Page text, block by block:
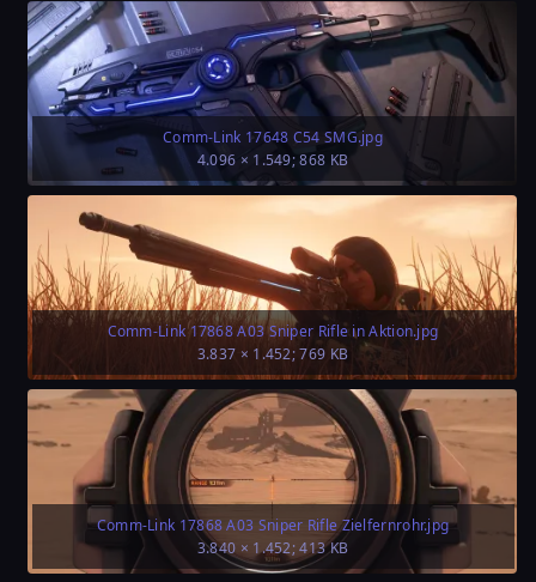
Comm-Link 17648 C54 SMG.jpg
4.096 × 1.549; 868 KB
Comm-Link 17868 A03 Sniper Rifle in Aktion.jpg
3.837 × 1.452; 769 KB
Comm-Link 17868 A03 Sniper Rifle Zielfernrohr.jpg
3.840 × 1.452; 413 KB